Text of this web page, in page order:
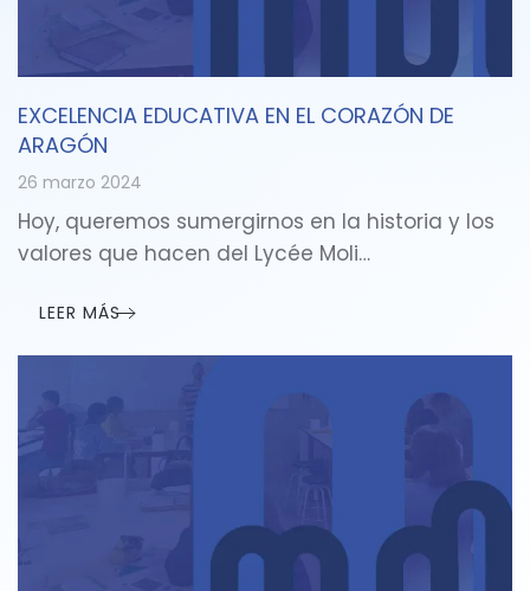
EXCELENCIA EDUCATIVA EN EL CORAZÓN DE
ARAGÓN
26 marzo 2024
Hoy, queremos sumergirnos en la historia y los
valores que hacen del Lycée Moli…
LEER MÁS